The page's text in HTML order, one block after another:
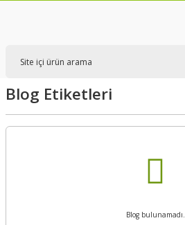
Blog Etiketleri
Blog bulunamadı.